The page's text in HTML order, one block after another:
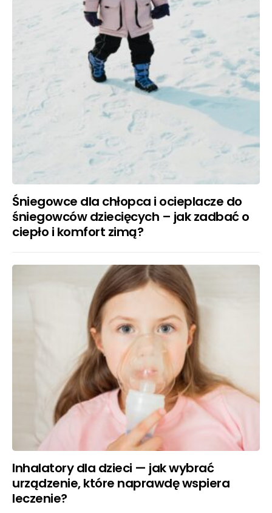
Śniegowce dla chłopca i ocieplacze do
śniegowców dziecięcych – jak zadbać o
ciepło i komfort zimą?
Inhalatory dla dzieci — jak wybrać
urządzenie, które naprawdę wspiera
leczenie?